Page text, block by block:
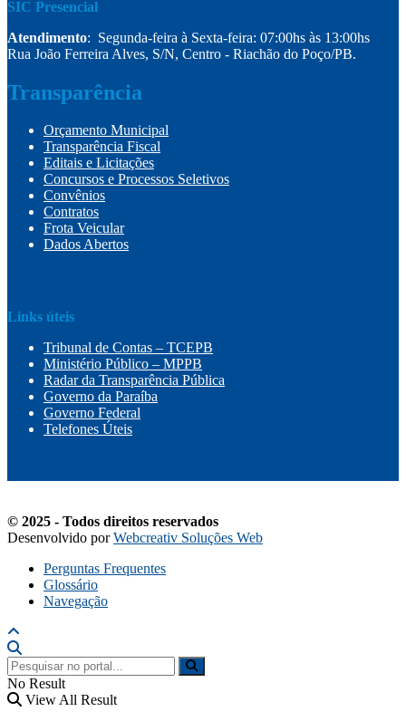
SIC Presencial
Atendimento: Segunda-feira à Sexta-feira: 07:00hs às 13:00hs
Rua João Ferreira Alves, S/N, Centro - Riachão do Poço/PB.
Transparência
Orçamento Municipal
Transparência Fiscal
Editais e Licitações
Concursos e Processos Seletivos
Convênios
Contratos
Frota Veicular
Dados Abertos
Links úteis
Tribunal de Contas – TCEPB
Ministério Público – MPPB
Radar da Transparência Pública
Governo da Paraíba
Governo Federal
Telefones Úteis
© 2025 - Todos direitos reservados
Desenvolvido porWebcreativ Soluções Web
Perguntas Frequentes
Glossário
Navegação
No Result
View All Result